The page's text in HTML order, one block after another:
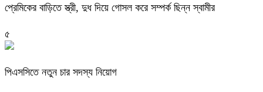
প্রেমিকের বাড়িতে স্ত্রী, দুধ দিয়ে গোসল করে সম্পর্ক ছিন্ন স্বামীর
৫
পিএসসিতে নতুন চার সদস্য নিয়োগ